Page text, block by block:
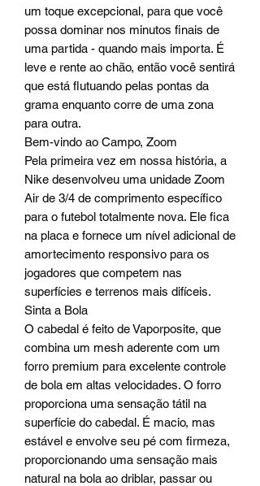
um toque excepcional, para que você
possa dominar nos minutos finais de
uma partida - quando mais importa. É
leve e rente ao chão, então você sentirá
que está flutuando pelas pontas da
grama enquanto corre de uma zona
para outra.
Bem-vindo ao Campo, Zoom
Pela primeira vez em nossa história, a
Nike desenvolveu uma unidade Zoom
Air de 3/4 de comprimento específico
para o futebol totalmente nova. Ele fica
na placa e fornece um nível adicional de
amortecimento responsivo para os
jogadores que competem nas
superfícies e terrenos mais difíceis.
Sinta a Bola
O cabedal é feito de Vaporposite, que
combina um mesh aderente com um
forro premium para excelente controle
de bola em altas velocidades. O forro
proporciona uma sensação tátil na
superfície do cabedal. É macio, mas
estável e envolve seu pé com firmeza,
proporcionando uma sensação mais
natural na bola ao driblar, passar ou